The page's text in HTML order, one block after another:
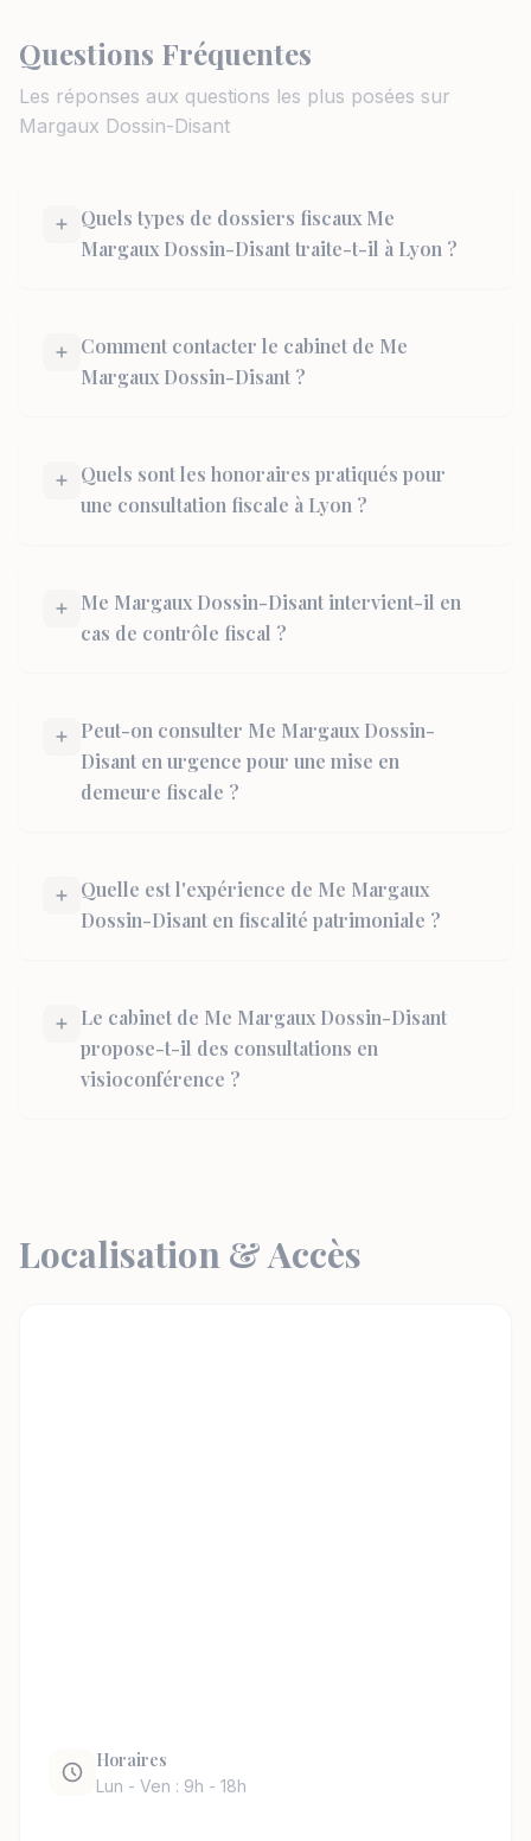
Questions Fréquentes
Les réponses aux questions les plus posées sur
Margaux Dossin-Disant
Quels types de dossiers fiscaux Me
Margaux Dossin-Disant traite-t-il à Lyon ?
Comment contacter le cabinet de Me
Margaux Dossin-Disant ?
Quels sont les honoraires pratiqués pour
une consultation fiscale à Lyon ?
Me Margaux Dossin-Disant intervient-il en
cas de contrôle fiscal ?
Peut-on consulter Me Margaux Dossin-
Disant en urgence pour une mise en
demeure fiscale ?
Quelle est l'expérience de Me Margaux
Dossin-Disant en fiscalité patrimoniale ?
Le cabinet de Me Margaux Dossin-Disant
propose-t-il des consultations en
visioconférence ?
Localisation & Accès
Horaires
Lun - Ven : 9h - 18h